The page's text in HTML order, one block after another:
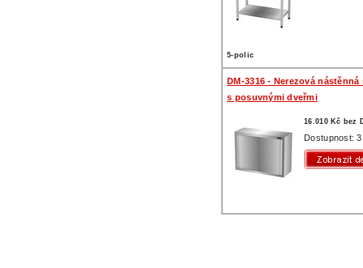
5-polic
DM-3316 - Nerezová nástěnná
s posuvnými dveřmi
16.010 Kč bez
Dostupnost: